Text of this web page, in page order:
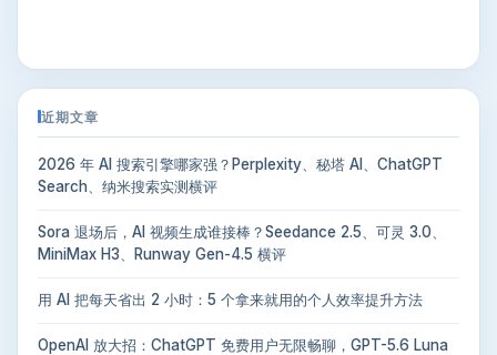
近期文章
2026 年 AI 搜索引擎哪家强？Perplexity、秘塔 AI、ChatGPT
Search、纳米搜索实测横评
Sora 退场后，AI 视频生成谁接棒？Seedance 2.5、可灵 3.0、
MiniMax H3、Runway Gen-4.5 横评
用 AI 把每天省出 2 小时：5 个拿来就用的个人效率提升方法
OpenAI 放大招：ChatGPT 免费用户无限畅聊，GPT-5.6 Luna